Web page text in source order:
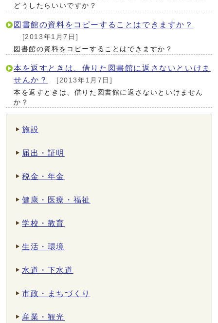
どうしたらいいですか？
図書館の資料をコピーすることはできますか？
[2013年1月7日]
図書館の資料をコピーすることはできますか？
本を返すときは、借りた図書館に返さないといけま
せんか？
[2013年1月7日]
本を返すときは、借りた図書館に返さないといけません
か？
施設
届出・証明
税金・年金
健康・医療・福祉
学校・教育
生活・環境
水道・下水道
市政・まちづくり
産業・観光